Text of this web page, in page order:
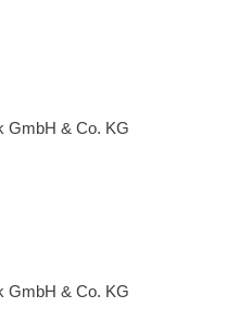
GmbH & Co. KG
GmbH & Co. KG